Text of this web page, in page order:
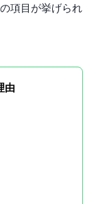
項目が挙げられ
由